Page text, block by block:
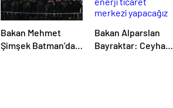
Bakan Mehmet
Şimşek Batman’da:
Bakan Alparslan
Bayraktar: Ceyhan’ı